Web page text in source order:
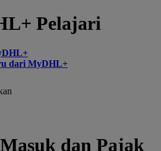
Pelajari
dari MyDHL+
dan Pajak